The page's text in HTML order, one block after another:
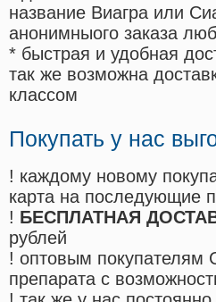
название Виагра или
анонимныого заказа
* быстрая и удобная
так же возможна
классом
Покупать у нас
! каждому новому
карта на последующие
! БЕСПЛАТНАЯ
рублей
! оптовым
препарата с